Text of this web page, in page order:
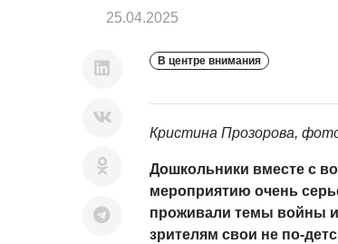
25.04.2025
В центре внимания
Кристина Прозорова,
Дошкольники вместе с
мероприятию очень
проживали темы войны
зрителям свои не по-